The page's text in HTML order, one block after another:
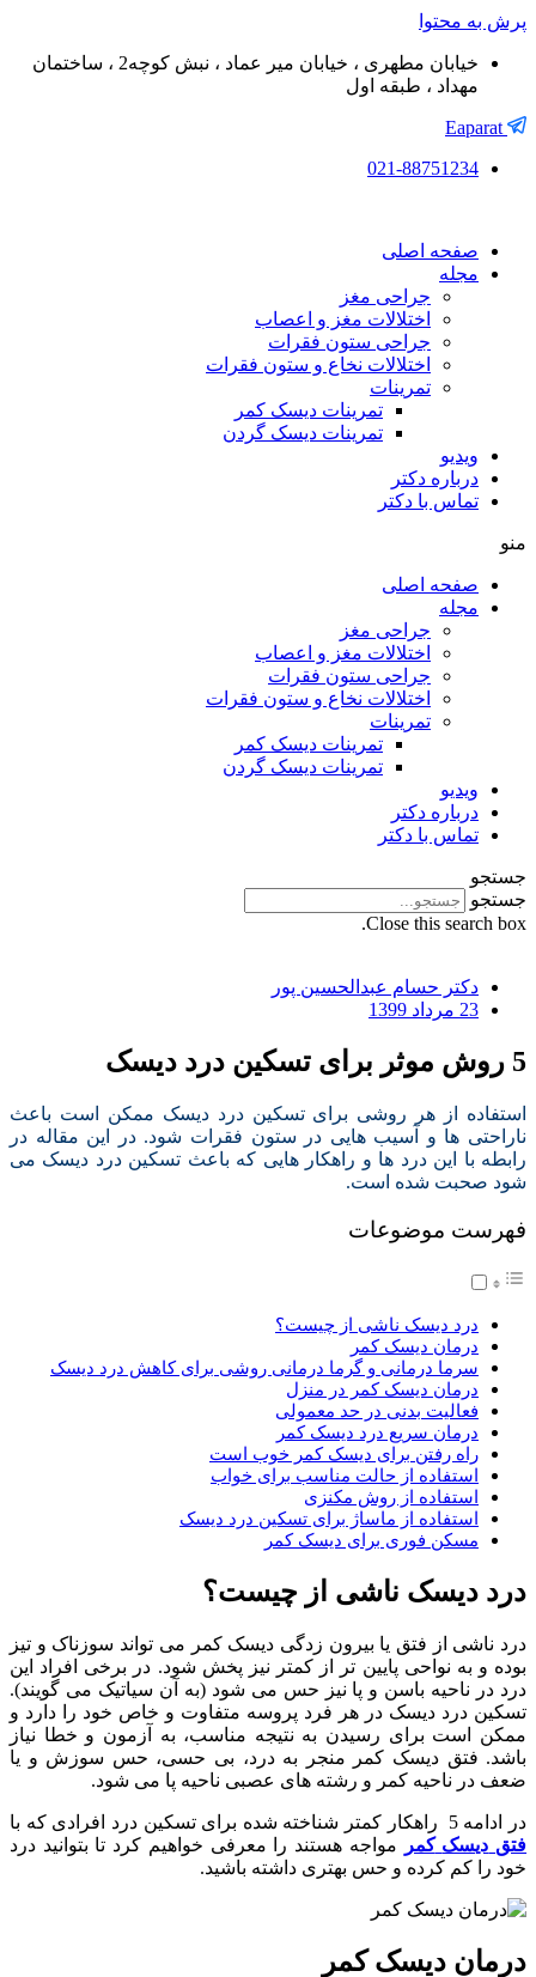
پرش به محتوا
خیابان مطهری ، خیابان میر عماد ، نبش کوچه2 ، ساختمان
مهداد ، طبقه اول
Eaparat
021-88751234
صفحه اصلی
مجله
جراحی مغز
اختلالات مغز و اعصاب
جراحی ستون فقرات
اختلالات نخاع و ستون فقرات
تمرینات
تمرینات دیسک کمر
تمرینات دیسک گردن
ویدیو
درباره دکتر
تماس با دکتر
منو
صفحه اصلی
مجله
جراحی مغز
اختلالات مغز و اعصاب
جراحی ستون فقرات
اختلالات نخاع و ستون فقرات
تمرینات
تمرینات دیسک کمر
تمرینات دیسک گردن
ویدیو
درباره دکتر
تماس با دکتر
جستجو
جستجو
Close this search box.
دکتر حسام عبدالحسین پور
23 مرداد 1399
5 روش موثر برای تسکین درد دیسک
استفاده از هر روشی برای تسکین درد دیسک ممکن است باعث
ناراحتی ها و آسیب هایی در ستون فقرات شود. در این مقاله در
رابطه با این درد ها و راهکار هایی که باعث تسکین درد دیسک می
شود صحبت شده است.
فهرست موضوعات
درد دیسک ناشی از چیست؟
درمان دیسک کمر
سرما درمانی و گرما درمانی روشی برای کاهش درد دیسک
درمان دیسک کمر در منزل
فعالیت بدنی در حد معمولی
درمان سریع درد دیسک کمر
راه رفتن برای دیسک کمر خوب است
استفاده از حالت مناسب برای خواب
استفاده از روش مکنزی
استفاده از ماساژ برای تسکین درد دیسک
مسکن فوری برای دیسک کمر
درد دیسک ناشی از چیست؟
درد ناشی از فتق یا بیرون زدگی دیسک کمر می تواند سوزناک و تیز
بوده و به نواحی پایین تر از کمتر نیز پخش شود. در برخی افراد
این
درد در ناحیه باسن و پا نیز حس می شود (به آن سیاتیک می گویند).
تسکین درد دیسک در هر فرد پروسه متفاوت و خاص خود را دارد و
ممکن
است برای رسیدن به نتیجه مناسب، به آزمون و خطا نیاز
باشد. فتق دیسک کمر منجر به درد، بی حسی، حس سوزش و یا
ضعف در ناحیه کمر و رشته های عصبی ناحیه پا می شود.
در ادامه 5 راهکار کمتر شناخته شده برای تسکین درد افرادی که با
فتق دیسک کمر مواجه هستند را معرفی خواهیم کرد تا بتوانید درد
خود را کم کرده و حس بهتری داشته باشید.
درمان دیسک کمر